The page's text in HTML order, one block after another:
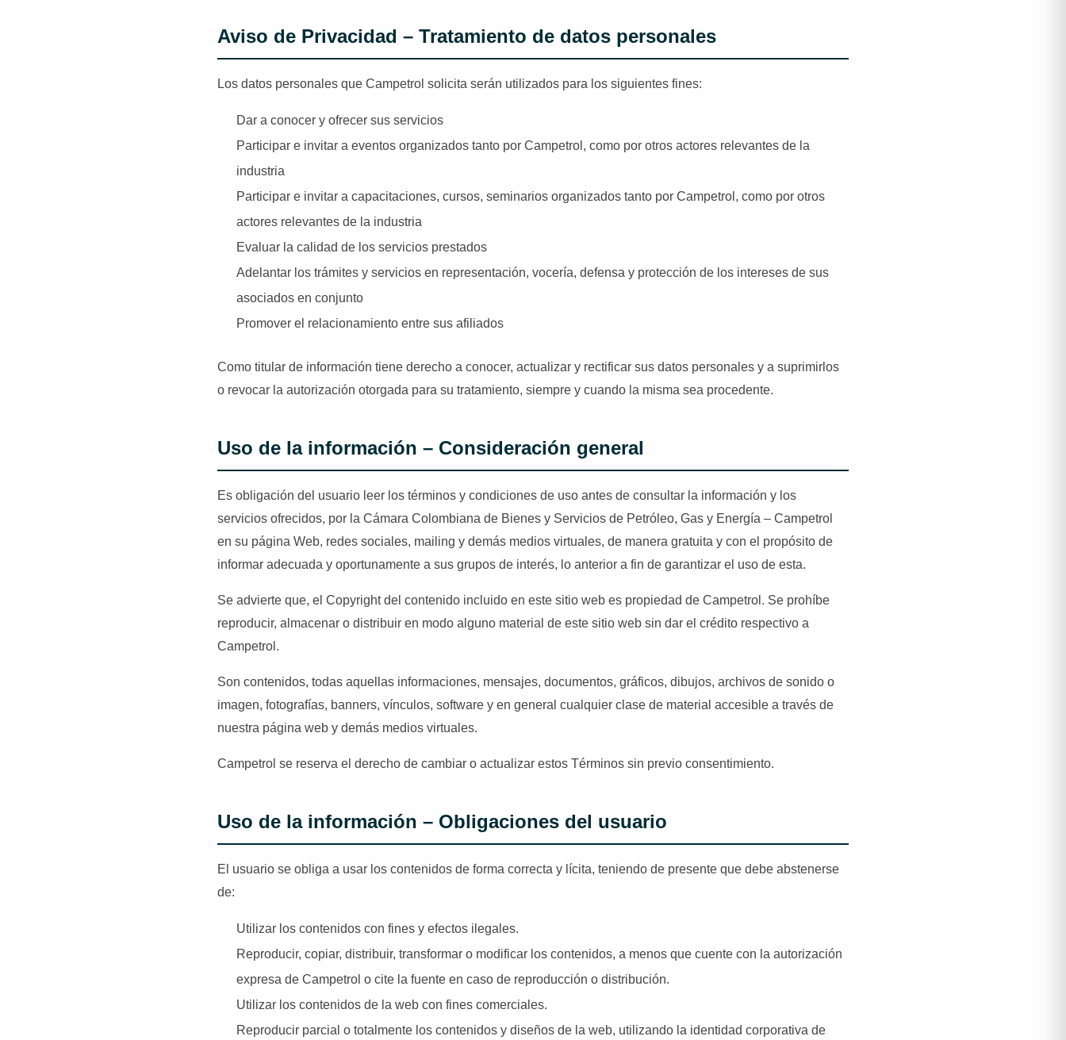
Aviso de Privacidad – Tratamiento de datos personales
Los datos personales que Campetrol solicita serán utilizados para los siguientes fines:
Dar a conocer y ofrecer sus servicios
Participar e invitar a eventos organizados tanto por Campetrol, como por otros actores relevantes de la
industria
Participar e invitar a capacitaciones, cursos, seminarios organizados tanto por Campetrol, como por otros
actores relevantes de la industria
Evaluar la calidad de los servicios prestados
Adelantar los trámites y servicios en representación, vocería, defensa y protección de los intereses de sus
asociados en conjunto
Promover el relacionamiento entre sus afiliados
Como titular de información tiene derecho a conocer, actualizar y rectificar sus datos personales y a suprimirlos
o revocar la autorización otorgada para su tratamiento, siempre y cuando la misma sea procedente.
Uso de la información – Consideración general
Es obligación del usuario leer los términos y condiciones de uso antes de consultar la información y los
servicios ofrecidos, por la Cámara Colombiana de Bienes y Servicios de Petróleo, Gas y Energía – Campetrol
en su página Web, redes sociales, mailing y demás medios virtuales, de manera gratuita y con el propósito de
informar adecuada y oportunamente a sus grupos de interés, lo anterior a fin de garantizar el uso de esta.
Se advierte que, el Copyright del contenido incluido en este sitio web es propiedad de Campetrol. Se prohíbe
reproducir, almacenar o distribuir en modo alguno material de este sitio web sin dar el crédito respectivo a
Campetrol.
Son contenidos, todas aquellas informaciones, mensajes, documentos, gráficos, dibujos, archivos de sonido o
imagen, fotografías, banners, vínculos, software y en general cualquier clase de material accesible a través de
nuestra página web y demás medios virtuales.
Campetrol se reserva el derecho de cambiar o actualizar estos Términos sin previo consentimiento.
Uso de la información – Obligaciones del usuario
El usuario se obliga a usar los contenidos de forma correcta y lícita, teniendo de presente que debe abstenerse
de:
Utilizar los contenidos con fines y efectos ilegales.
Reproducir, copiar, distribuir, transformar o modificar los contenidos, a menos que cuente con la autorización
expresa de Campetrol o cite la fuente en caso de reproducción o distribución.
Utilizar los contenidos de la web con fines comerciales.
Reproducir parcial o totalmente los contenidos y diseños de la web, utilizando la identidad corporativa de